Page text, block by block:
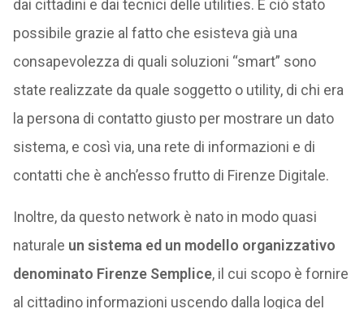
dai cittadini e dai tecnici delle utilities. E ciò stato
possibile grazie al fatto che esisteva già una
consapevolezza di quali soluzioni “smart” sono
state realizzate da quale soggetto o utility, di chi era
la persona di contatto giusto per mostrare un dato
sistema, e così via, una rete di informazioni e di
contatti che è anch’esso frutto di Firenze Digitale.
Inoltre, da questo network è nato in modo quasi
naturale un sistema ed un modello organizzativo
denominato Firenze Semplice, il cui scopo è fornire
al cittadino informazioni uscendo dalla logica del